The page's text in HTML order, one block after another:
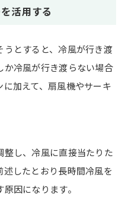
活用する
とすると、冷風が行き渡
か冷風が行き渡らない場合
加えて、扇風機やサーキ
し、冷風に直接当たりた
したとおり長時間冷風を
因になります。